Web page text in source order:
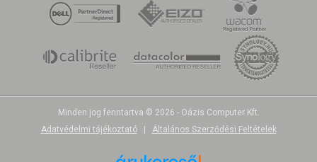
Minden jog fenntartva © 2026 - Oázis Computer Kft.
Adatvédelmi tájékoztató
Általános Szerződési Feltételek